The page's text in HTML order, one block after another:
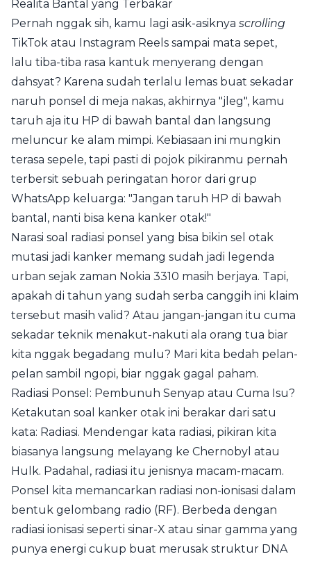
Realita Bantal yang Terbakar
Pernah nggak sih, kamu lagi asik-asiknya scrolling
TikTok atau Instagram Reels sampai mata sepet,
lalu tiba-tiba rasa kantuk menyerang dengan
dahsyat? Karena sudah terlalu lemas buat sekadar
naruh ponsel di meja nakas, akhirnya "jleg", kamu
taruh aja itu HP di bawah bantal dan langsung
meluncur ke alam mimpi. Kebiasaan ini mungkin
terasa sepele, tapi pasti di pojok pikiranmu pernah
terbersit sebuah peringatan horor dari grup
WhatsApp keluarga: "Jangan taruh HP di bawah
bantal, nanti bisa kena kanker otak!"
Narasi soal radiasi ponsel yang bisa bikin sel otak
mutasi jadi kanker memang sudah jadi legenda
urban sejak zaman Nokia 3310 masih berjaya. Tapi,
apakah di tahun yang sudah serba canggih ini klaim
tersebut masih valid? Atau jangan-jangan itu cuma
sekadar teknik menakut-nakuti ala orang tua biar
kita nggak begadang mulu? Mari kita bedah pelan-
pelan sambil ngopi, biar nggak gagal paham.
Radiasi Ponsel: Pembunuh Senyap atau Cuma Isu?
Ketakutan soal kanker otak ini berakar dari satu
kata: Radiasi. Mendengar kata radiasi, pikiran kita
biasanya langsung melayang ke Chernobyl atau
Hulk. Padahal, radiasi itu jenisnya macam-macam.
Ponsel kita memancarkan radiasi non-ionisasi dalam
bentuk gelombang radio (RF). Berbeda dengan
radiasi ionisasi seperti sinar-X atau sinar gamma yang
punya energi cukup buat merusak struktur DNA